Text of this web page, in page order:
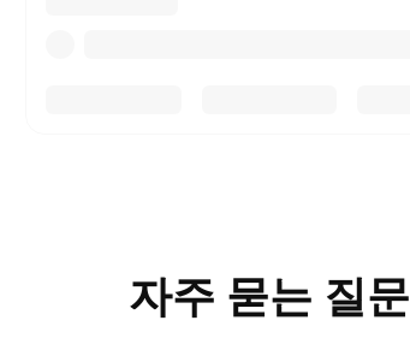
자주 묻는 질문